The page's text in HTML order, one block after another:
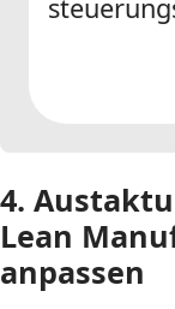
4.
Lean
anpassen